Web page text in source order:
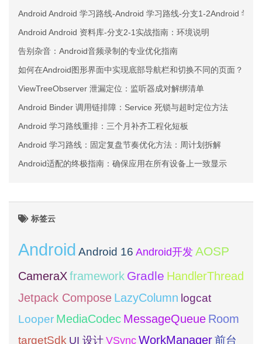
Android Android 学习路线-Android 学习路线-分支1-2Android 学习
Android Android 资料库-分支2-1实战指南：环境说明
告别杂音：Android音频录制的专业优化指南
如何在Android图形界面中实现底部导航栏和切换不同的页面？
ViewTreeObserver 泄漏定位：监听器成对解绑清单
Android Binder 调用链排障：Service 死锁与超时定位方法
Android 学习路线重排：三个月补齐工程化短板
Android 学习路线：固定复盘节奏优化方法：周计划拆解
Android适配的终极指南：确保应用在所有设备上一致显示
标签云
Android Android 16 Android开发 AOSP
CameraXframework Gradle HandlerThread
Jetpack Compose LazyColumn logcat
Looper MediaCodec MessageQueue Room
targetSdk UI 设计 VSyncWorkManager前台